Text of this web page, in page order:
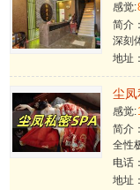
感觉:
简介
深刻
地址
尘凤
感觉:
简介
全性
电话
地址